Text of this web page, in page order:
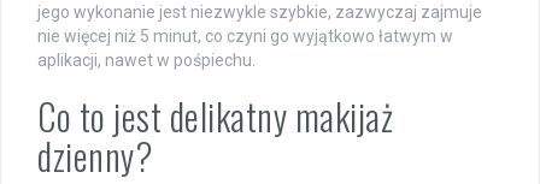
jego wykonanie jest niezwykle szybkie, zazwyczaj zajmuje
nie więcej niż 5 minut, co czyni go wyjątkowo łatwym w
aplikacji, nawet w pośpiechu.
Co to jest delikatny makijaż
dzienny?